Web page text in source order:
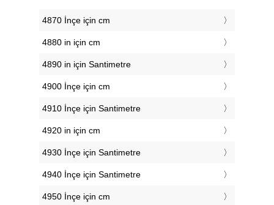
4870 İnçe için cm
4880 in için cm
4890 in için Santimetre
4900 İnçe için cm
4910 İnçe için Santimetre
4920 in için cm
4930 İnçe için Santimetre
4940 İnçe için Santimetre
4950 İnçe için cm